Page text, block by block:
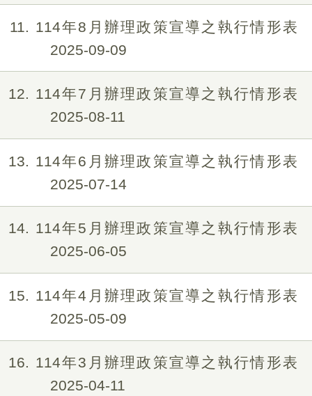
11
114年8月辦理政策宣導之執行情形表
2025-09-09
12
114年7月辦理政策宣導之執行情形表
2025-08-11
13
114年6月辦理政策宣導之執行情形表
2025-07-14
14
114年5月辦理政策宣導之執行情形表
2025-06-05
15
114年4月辦理政策宣導之執行情形表
2025-05-09
16
114年3月辦理政策宣導之執行情形表
2025-04-11